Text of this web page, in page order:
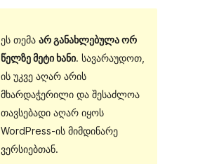
ეს თემა არ განახლებულა ორ
წელზე მეტი ხანი. სავარაუდოთ,
ის უკვე აღარ არის
მხარდაჭერილი და შესაძლოა
თავსებადი აღარ იყოს
WordPress-ის მიმდინარე
ვერსიებთან.